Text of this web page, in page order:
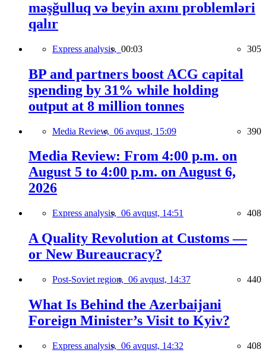
məşğulluq və beyin axını problemləri
qalır
Express analysis, 00:03 305
BP and partners boost ACG capital
spending by 31% while holding
output at 8 million tonnes
Media Review, 06 avqust, 15:09 390
Media Review: From 4:00 p.m. on
August 5 to 4:00 p.m. on August 6,
2026
Express analysis, 06 avqust, 14:51 408
A Quality Revolution at Customs —
or New Bureaucracy?
Post-Soviet region, 06 avqust, 14:37 440
What Is Behind the Azerbaijani
Foreign Minister’s Visit to Kyiv?
Express analysis, 06 avqust, 14:32 408